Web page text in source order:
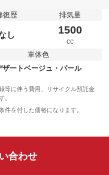
復歴
し
排気量
1500
cc
車体色
ザートベージュ・パール
等に伴う費用、リサイクル預託金
。
件を付した価格になります。
合わせ